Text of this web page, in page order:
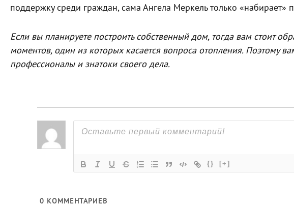
поддержку среди граждан, сама Ангела Меркель только «набирает»
Если вы планируете построить собственный дом, тогда вам стоит
моментов, один из которых касается вопроса отопления. Поэтому
профессионалы и знатоки своего дела.
{} [+]
0 КОММЕНТАРИЕВ